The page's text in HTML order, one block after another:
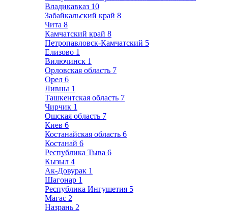
Владикавказ 10
Забайкальский край 8
Чита 8
Камчатский край 8
Петропавловск-Камчатский 5
Елизово 1
Вилючинск 1
Орловская область 7
Орел 6
Ливны 1
Ташкентская область 7
Чирчик 1
Ошская область 7
Киев 6
Костанайская область 6
Костанай 6
Республика Тыва 6
Кызыл 4
Ак-Довурак 1
Шагонар 1
Республика Ингушетия 5
Магас 2
Назрань 2